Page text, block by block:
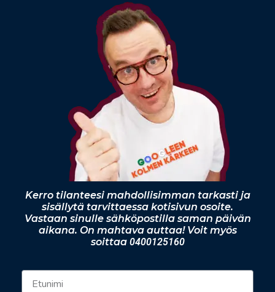
Kerro tilanteesi mahdollisimman tarkasti ja
sisällytä tarvittaessa kotisivun osoite.
Vastaan sinulle sähköpostilla saman päivän
aikana. On mahtava auttaa! Voit myös
soittaa 0400125160